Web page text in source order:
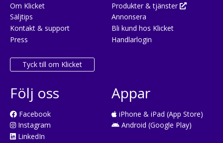
Om Klicket
Säljtips
Kontakt & support
Press
Tyck till om Klicket
Produkter & tjänster
Annonsera
Bli kund hos Klicket
Handlarlogin
Följ oss
Facebook
Instagram
LinkedIn
Appar
iPhone & iPad (App Store)
Android (Google Play)